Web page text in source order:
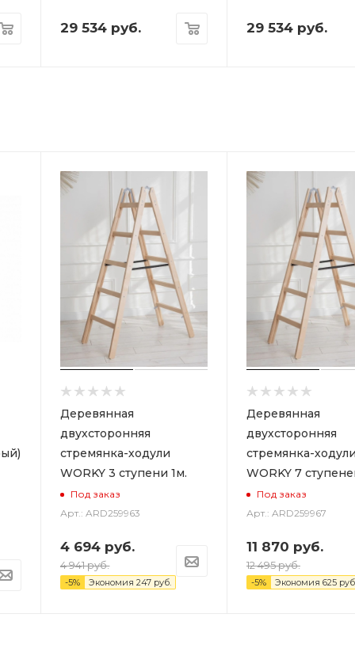
29 534 руб. 29 534 руб.
Деревянная
двухсторонняя
стремянка-ходули
WORKY 3 ступени 1м.
Под заказ
Арт.: ARD259963
4 694 руб.
4 941руб.
-5% Экономия 247 руб.
Деревянная
двухсторонняя
стремянка-ходули
WORKY 7
Под заказ
Арт.: ARD259967
11 870 руб.
12 495руб.
-5% Экономия 625